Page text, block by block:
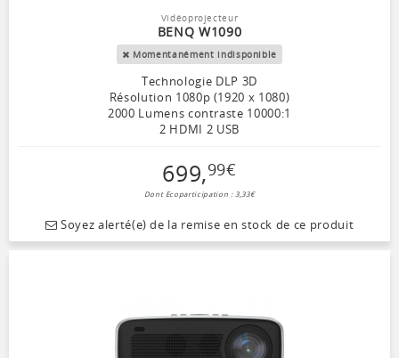
Vidéoprojecteur
BENQ W1090
Momentanément indisponible
Technologie DLP 3D
Résolution 1080p (1920 x 1080)
2000 Lumens contraste 10000:1
2 HDMI 2 USB
699,99€
Dont Ecoparticipation : 3,33€
Soyez alerté(e) de la remise en stock de ce produit